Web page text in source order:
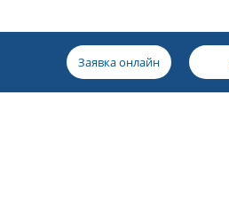
Заявка онлайн